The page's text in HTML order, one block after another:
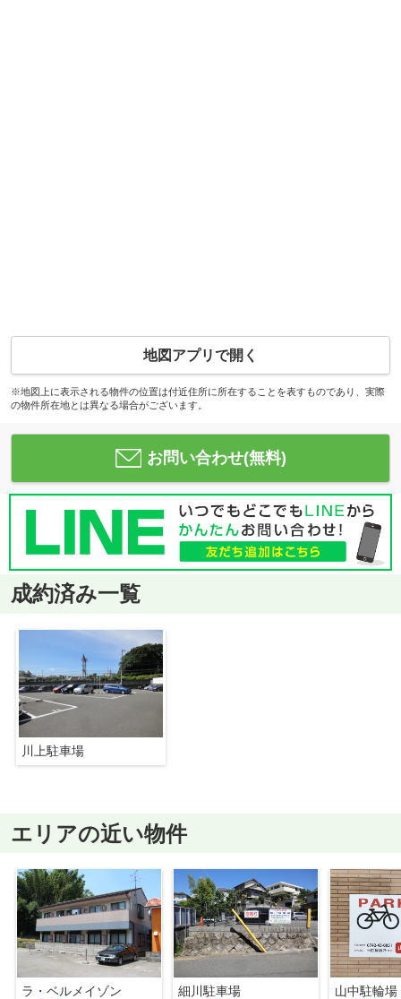
地図アプリで開く
※地図上に表示される物件の位置は付近住所に所在することを表すものであり、実際
の物件所在地とは異なる場合がございます。
お問い合わせ(無料)
成約済み一覧
川上駐車場
エリアの近い物件
ラ・ベルメイゾン
細川駐車場
山中駐輪場